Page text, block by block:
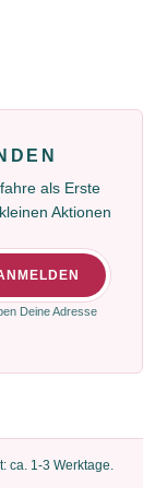
als Erste
Aktionen
Deine Adresse
ca. 1-3 Werktage.